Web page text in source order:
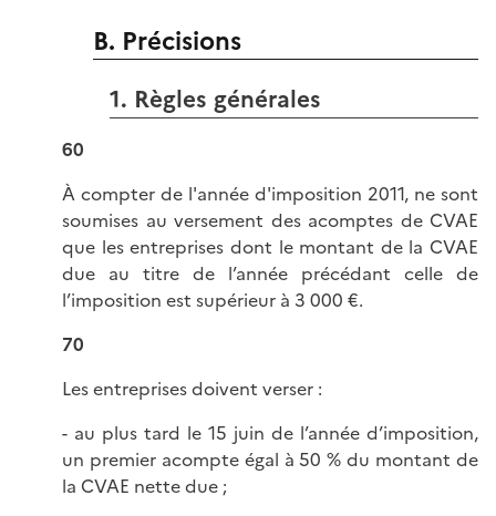
B. Précisions
1. Règles générales
60
À compter de l'année d'imposition 2011, ne sont
soumises au versement des acomptes de CVAE
que les entreprises dont le montant de la CVAE
due au titre de l’année précédant celle de
l’imposition est supérieur à 3 000 €.
70
Les entreprises doivent verser :
- au plus tard le 15 juin de l’année d’imposition,
un premier acompte égal à 50 % du montant de
la CVAE nette due ;